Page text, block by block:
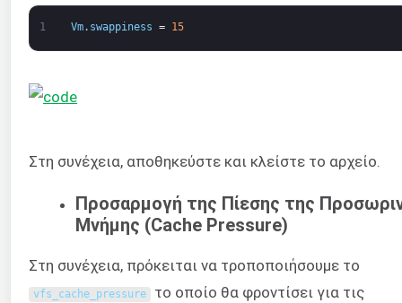
1 Vm. swappiness = 15
Στη συνέχεια, αποθηκεύστε και κλείστε το αρχείο.
Προσαρμογή της Πίεσης της
Μνήμης (Cache Pressure)
Στη συνέχεια, πρόκειται να τροποποιήσουμε το
vfs_cache_pressure το οποίο θα φροντίσει για τις